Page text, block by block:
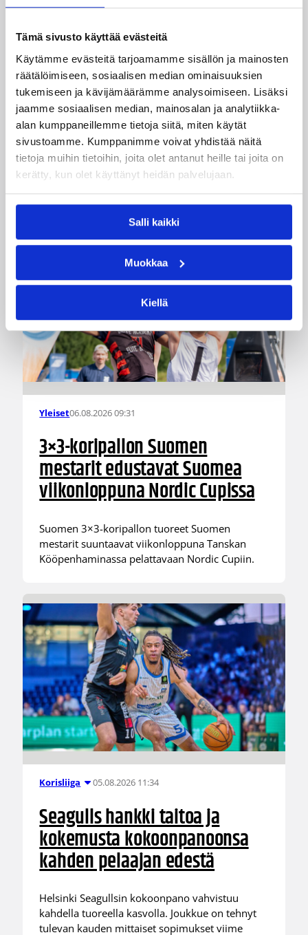
Tämä sivusto käyttää evästeitä
Käytämme evästeitä tarjoamamme sisällön ja mainosten
räätälöimiseen, sosiaalisen median ominaisuuksien
tukemiseen ja kävijämäärämme analysoimiseen. Lisäksi
jaamme sosiaalisen median, mainosalan ja analytiikka-
alan kumppaneillemme tietoja siitä, miten käytät
sivustoamme. Kumppanimme voivat yhdistää näitä
tietoja muihin tietoihin, joita olet antanut heille tai joita on
kerätty, kun olet käyttänyt heidän palvelujaan.
Salli kaikki
Muokkaa
Kiellä
Maajoukkueet 06.08.2026 10:14
Edulliset liput Susijengin ja
Susiladiesin elokuun
kotimaaotteluihin nyt
myynnissä
Susiladiesin elokuun kotiturnaus ja Susijengin
Islanti-kotimaaottelu lähestyvät. Susijengin MM-
jatkokarsintaotteluun Ruotsia vastaan on
puolestaan enää jäljellä kourallinen vierekkäisiä
paikkoja.
Yleiset06.08.2026 09:31
3×3-koripallon Suomen
mestarit edustavat Suomea
viikonloppuna Nordic Cupissa
Suomen 3×3-koripallon tuoreet Suomen
mestarit suuntaavat viikonloppuna Tanskan
Kööpenhaminassa pelattavaan Nordic Cupiin.
Korisliiga 05.08.2026 11:34
Seagulls hankki taitoa ja
kokemusta kokoonpanoonsa
kahden pelaajan edestä
Helsinki Seagullsin kokoonpano vahvistuu
kahdella tuoreella kasvolla. Joukkue on tehnyt
tulevan kauden mittaiset sopimukset viime